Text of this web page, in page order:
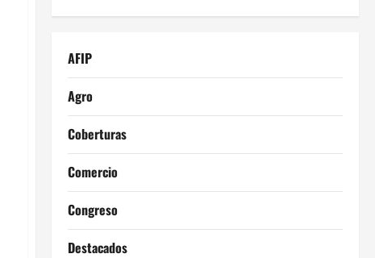
AFIP
Agro
Coberturas
Comercio
Congreso
Destacados